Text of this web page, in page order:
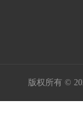
版权所有 ©